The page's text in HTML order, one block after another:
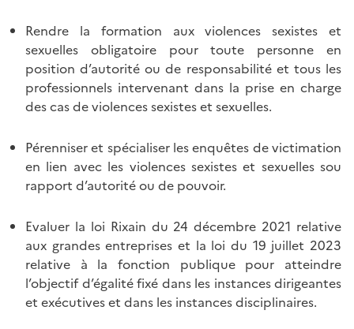
Rendre la formation aux violences sexistes et
sexuelles obligatoire pour toute personne en
position d’autorité ou de responsabilité et tous les
professionnels intervenant dans la prise en charge
des cas de violences sexistes et sexuelles.
Pérenniser et spécialiser les enquêtes de victimation
en lien avec les violences sexistes et sexuelles sou
rapport d’autorité ou de pouvoir.
Evaluer la loi Rixain du 24 décembre 2021 relative
aux grandes entreprises et la loi du 19 juillet 2023
relative à la fonction publique pour atteindre
l’objectif d’égalité fixé dans les instances dirigeantes
et exécutives et dans les instances disciplinaires.